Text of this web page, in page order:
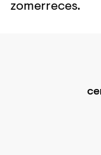
zomerreces.